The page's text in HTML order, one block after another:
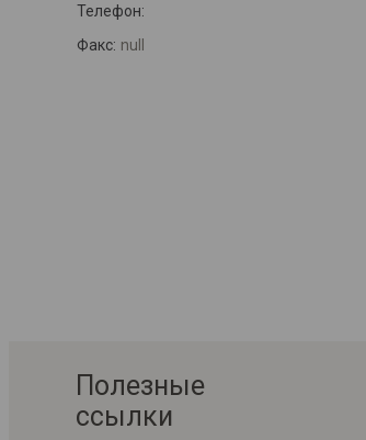
Телефон:
Факс: null
Полезные
ссылки